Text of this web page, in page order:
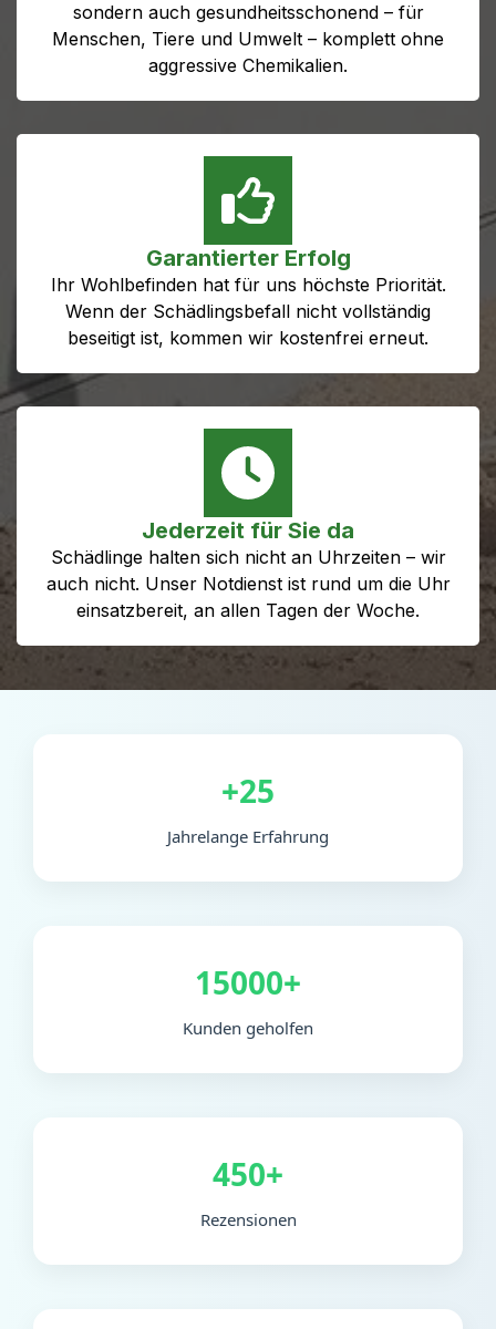
sondern auch gesundheitsschonend – für
Menschen, Tiere und Umwelt – komplett ohne
aggressive Chemikalien.
Garantierter Erfolg
Ihr Wohlbefinden hat für uns höchste Priorität.
Wenn der Schädlingsbefall nicht vollständig
beseitigt ist, kommen wir kostenfrei erneut.
Jederzeit für Sie da
Schädlinge halten sich nicht an Uhrzeiten – wir
auch nicht. Unser Notdienst ist rund um die Uhr
einsatzbereit, an allen Tagen der Woche.
+25
Jahrelange Erfahrung
15000+
Kunden geholfen
450+
Rezensionen